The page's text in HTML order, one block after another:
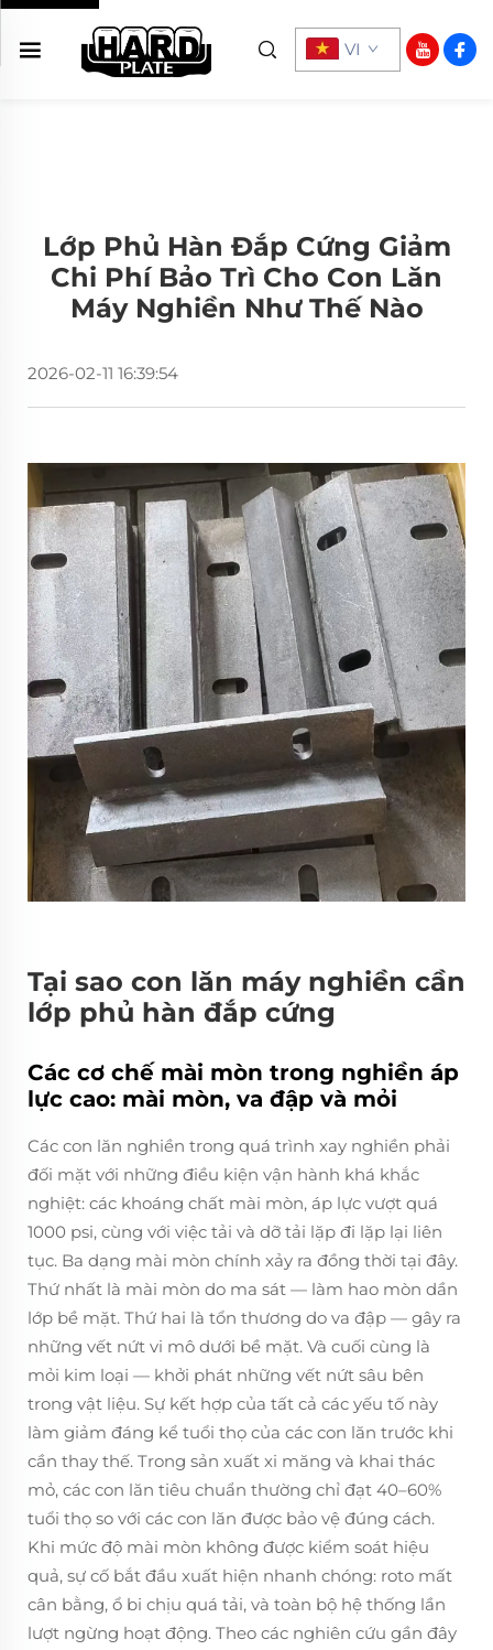
VI
Lớp Phủ Hàn Đắp Cứng Giảm
Chi Phí Bảo Trì Cho Con Lăn
Máy Nghiền Như Thế Nào
2026-02-11 16:39:54
Tại sao con lăn máy nghiền cần
lớp phủ hàn đắp cứng
Các cơ chế mài mòn trong nghiền áp
lực cao: mài mòn, va đập và mỏi
Các con lăn nghiền trong quá trình xay nghiền phải
đối mặt với những điều kiện vận hành khá khắc
nghiệt: các khoáng chất mài mòn, áp lực vượt quá
1000 psi, cùng với việc tải và dỡ tải lặp đi lặp lại liên
tục. Ba dạng mài mòn chính xảy ra đồng thời tại đây.
Thứ nhất là mài mòn do ma sát — làm hao mòn dần
lớp bề mặt. Thứ hai là tổn thương do va đập — gây ra
những vết nứt vi mô dưới bề mặt. Và cuối cùng là
mỏi kim loại — khởi phát những vết nứt sâu bên
trong vật liệu. Sự kết hợp của tất cả các yếu tố này
làm giảm đáng kể tuổi thọ của các con lăn trước khi
cần thay thế. Trong sản xuất xi măng và khai thác
mỏ, các con lăn tiêu chuẩn thường chỉ đạt 40–60%
tuổi thọ so với các con lăn được bảo vệ đúng cách.
Khi mức độ mài mòn không được kiểm soát hiệu
quả, sự cố bắt đầu xuất hiện nhanh chóng: roto mất
cân bằng, ổ bi chịu quá tải, và toàn bộ hệ thống lần
lượt ngừng hoạt động. Theo các nghiên cứu gần đây